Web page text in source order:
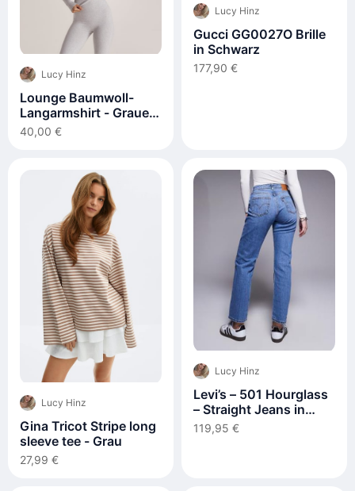
Lucy Hinz
Lounge Baumwoll-
Langarmshirt - Grauer
Melange
40,00 €
Lucy Hinz
Gucci GG0027O Brille
in Schwarz
177,90 €
Lucy Hinz
Gina Tricot Stripe long
sleeve tee - Grau
27,99 €
Lucy Hinz
Levi’s – 501 Hourglass
– Straight Jeans in
mittelblauer Waschung
119,95 €